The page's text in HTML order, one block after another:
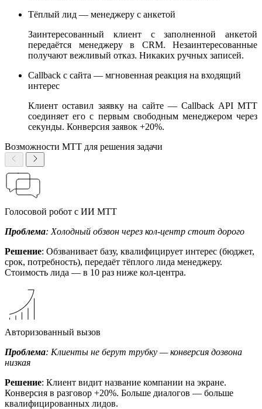
Тёплый лид — менеджеру с анкетой
Заинтересованный клиент с заполненной анкетой
передаётся менеджеру в CRM. Незаинтересованные
получают вежливый отказ. Никаких ручных записей.
Callback с сайта — мгновенная реакция на входящий
интерес
Клиент оставил заявку на сайте — Callback API МТТ
соединяет его с первым свободным менеджером через
секунды. Конверсия заявок +20%.
Возможности МТТ для решения задачи
Голосовой робот с ИИ МТТ
Проблема: Холодный обзвон через кол-центр стоит дорого
Решение: Обзванивает базу, квалифицирует интерес (бюджет,
срок, потребность), передаёт тёплого лида менеджеру.
Стоимость лида — в 10 раз ниже кол-центра.
Авторизованный вызов
Проблема: Клиенты не берут трубку — конверсия дозвона
низкая
Решение: Клиент видит название компании на экране.
Конверсия в разговор +20%. Больше диалогов — больше
квалифицированных лидов.